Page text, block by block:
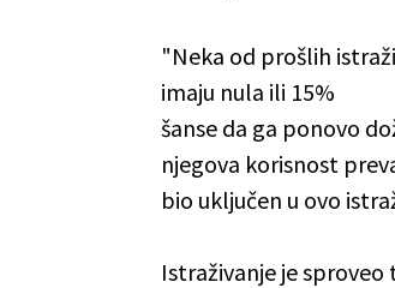
"Neka od prošlih
imaju nula ili 15%
šanse da ga ponovo
njegova korisnost
bio uključen u ovo
Istraživanje je